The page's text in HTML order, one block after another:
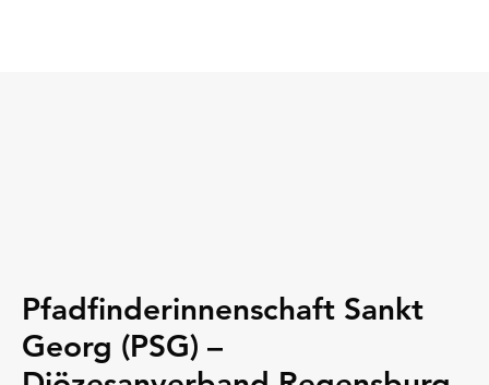
Pfadfinderinnenschaft Sankt
Georg (PSG) –